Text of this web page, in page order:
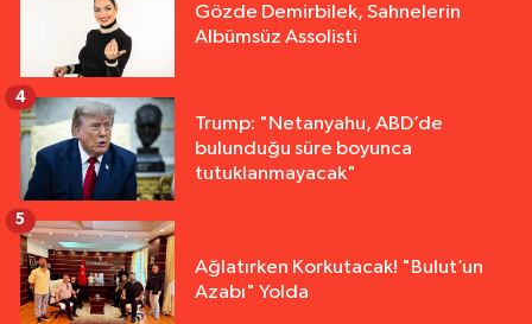
Gözde Demirbilek, Sahnelerin
Albümsüz Assolisti
Trump: "Netanyahu, ABD’de
bulunduğu süre boyunca
tutuklanmayacak"
4
Ağlatırken Korkutacak! "Bulut’un
Azabı" Yolda
5